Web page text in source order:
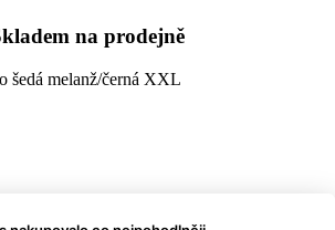
na prodejně
šedá melanž/černá XXL